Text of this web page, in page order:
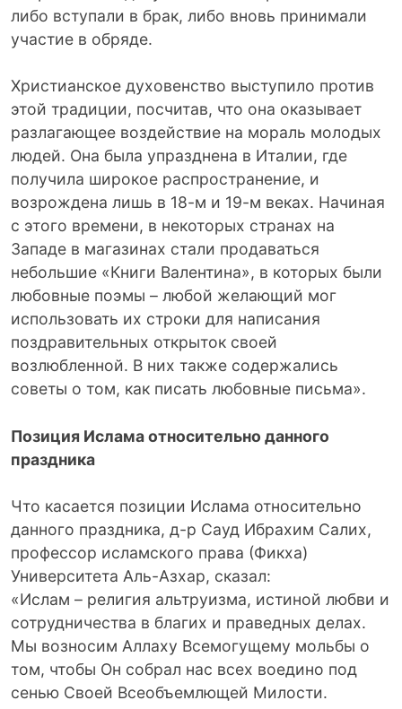
либо вступали в брак, либо вновь принимали
участие в обряде.
Христианское духовенство выступило против
этой традиции, посчитав, что она оказывает
разлагающее воздействие на мораль молодых
людей. Она была упразднена в Италии, где
получила широкое распространение, и
возрождена лишь в 18-м и 19-м веках. Начиная
с этого времени, в некоторых странах на
Западе в магазинах стали продаваться
небольшие «Книги Валентина», в которых были
любовные поэмы – любой желающий мог
использовать их строки для написания
поздравительных открыток своей
возлюбленной. В них также содержались
советы о том, как писать любовные письма».
Позиция Ислама относительно данного
праздника
Что касается позиции Ислама относительно
данного праздника, д-р Сауд Ибрахим Салих,
профессор исламского права (Фикха)
Университета Аль-Азхар, сказал:
«Ислам – религия альтруизма, истиной любви и
сотрудничества в благих и праведных делах.
Мы возносим Аллаху Всемогущему мольбы о
том, чтобы Он собрал нас всех воедино под
сенью Своей Всеобъемлющей Милости.